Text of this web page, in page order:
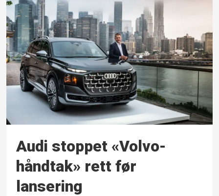
Audi stoppet «Volvo-
håndtak» rett før
lansering